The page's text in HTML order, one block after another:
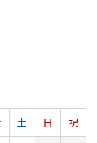
土 日
祝